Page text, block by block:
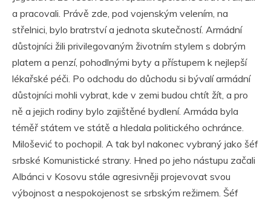
a pracovali. Právě zde, pod vojenským velením, na
střelnici, bylo bratrství a jednota skutečností. Armádní
důstojníci žili privilegovaným životním stylem s dobrým
platem a penzí, pohodlnými byty a přístupem k nejlepší
lékařské péči. Po odchodu do důchodu si bývalí armádní
důstojníci mohli vybrat, kde v zemi budou chtít žít, a pro
ně a jejich rodiny bylo zajištěné bydlení. Armáda byla
téměř státem ve státě a hledala politického ochránce.
Milošević to pochopil. A tak byl nakonec vybraný jako šéf
srbské Komunistické strany. Hned po jeho nástupu začali
Albánci v Kosovu stále agresivněji projevovat svou
výbojnost a nespokojenost se srbským režimem. Šéf